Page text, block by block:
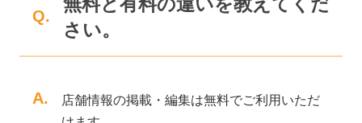
Q.
さい。
A.
店舗情報の掲載・編集は無料でご利用いただ